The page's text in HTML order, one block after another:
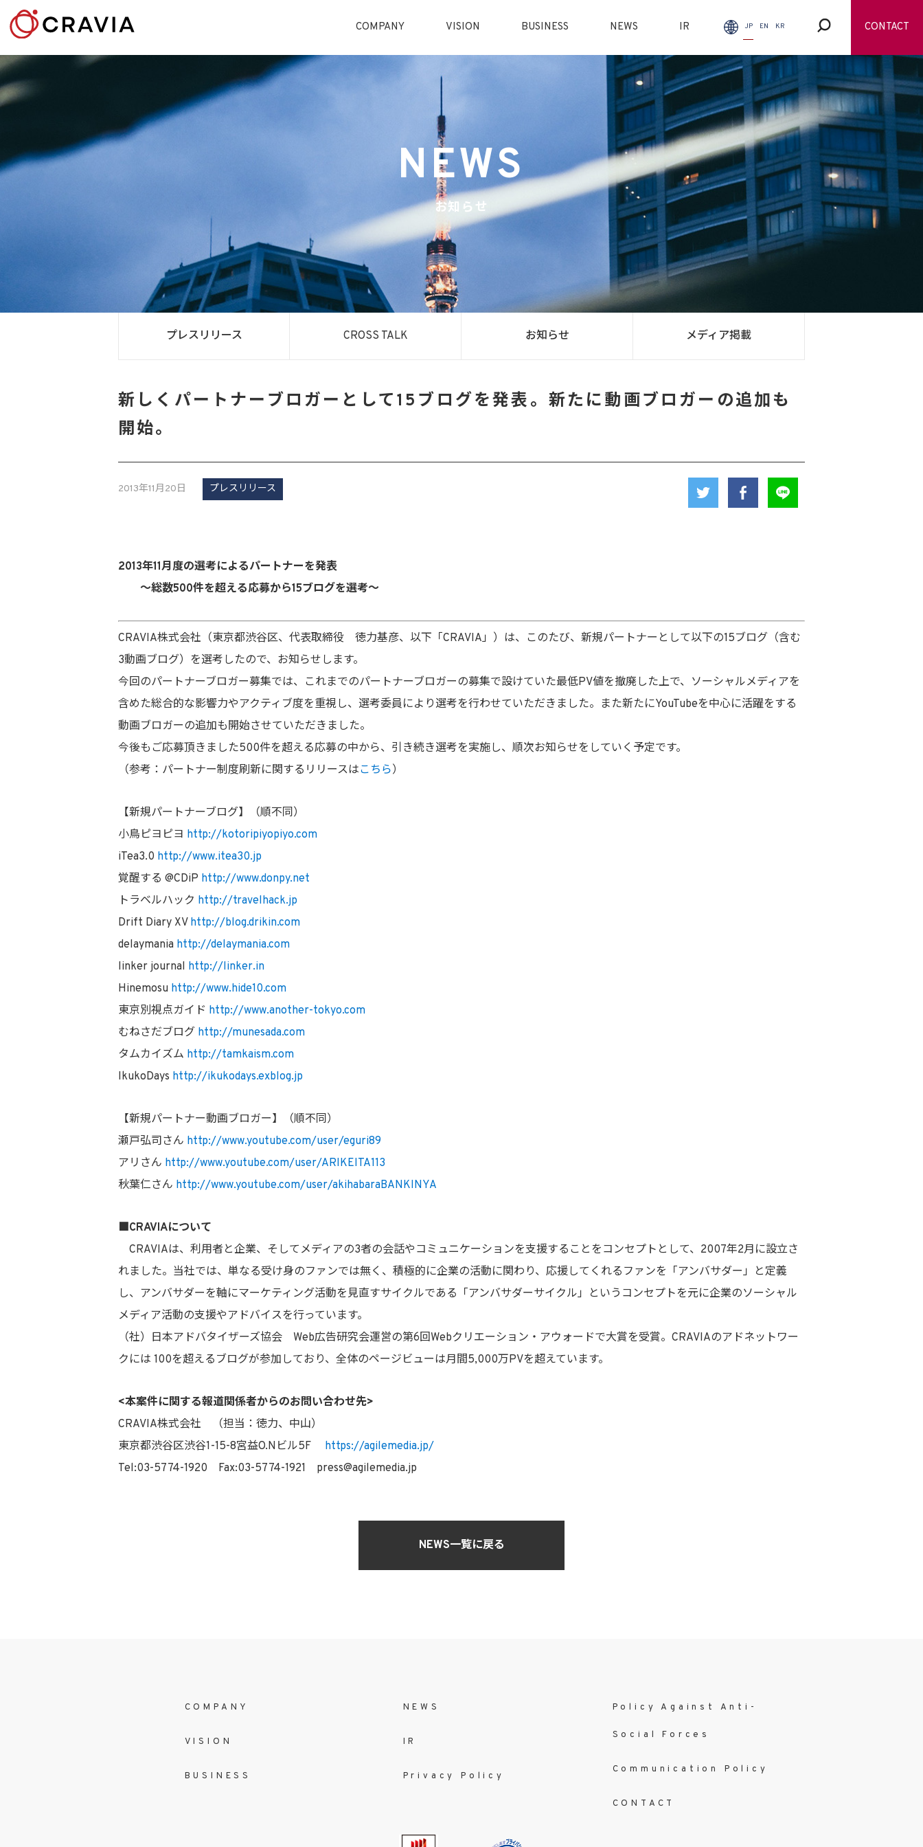
COMPANY VISION BUSINESS NEWS IR JP EN KR CONTACT
NEWS
お知らせ
プレスリリース CROSS TALK お知らせ メディア掲載
新しくパートナーブロガーとして15ブログを発表。新たに動画ブロガーの追加も
開始。
2013年11月20日 プレスリリース
2013年11月度の選考によるパートナーを発表
～総数500件を超える応募から15ブログを選考～
CRAVIA株式会社（東京都渋谷区、代表取締役 徳力基彦、以下「CRAVIA」）は、このたび、新規パートナーとして以下の15ブログ（含む
3動画ブログ）を選考したので、お知らせします。
今回のパートナーブロガー募集では、これまでのパートナーブロガーの募集で設けていた最低PV値を撤廃した上で、ソーシャルメディアを
含めた総合的な影響力やアクティブ度を重視し、選考委員により選考を行わせていただきました。また新たにYouTubeを中心に活躍をする
動画ブロガーの追加も開始させていただきました。
今後もご応募頂きました500件を超える応募の中から、引き続き選考を実施し、順次お知らせをしていく予定です。
（参考：パートナー制度刷新に関するリリースはこちら）
【新規パートナーブログ】（順不同）
小鳥ピヨピヨ http://kotoripiyopiyo.com
iTea3.0 http://www.itea30.jp
覚醒する @CDiP http://www.donpy.net
トラベルハック http://travelhack.jp
Drift Diary XV http://blog.drikin.com
delaymania http://delaymania.com
linker journal http://linker.in
Hinemosu http://www.hide10.com
東京別視点ガイド http://www.another-tokyo.com
むねさだブログ http://munesada.com
タムカイズム http://tamkaism.com
IkukoDays http://ikukodays.exblog.jp
【新規パートナー動画ブロガー】（順不同）
瀬戸弘司さん http://www.youtube.com/user/eguri89
アリさん http://www.youtube.com/user/ARIKEITA113
秋葉仁さん http://www.youtube.com/user/akihabaraBANKINYA
■CRAVIAについて
CRAVIAは、利用者と企業、そしてメディアの3者の会話やコミュニケーションを支援することをコンセプトとして、2007年2月に設立さ
れました。当社では、単なる受け身のファンでは無く、積極的に企業の活動に関わり、応援してくれるファンを「アンバサダー」と定義
し、アンバサダーを軸にマーケティング活動を見直すサイクルである「アンバサダーサイクル」というコンセプトを元に企業のソーシャル
メディア活動の支援やアドバイスを行っています。
（社）日本アドバタイザーズ協会 Web広告研究会運営の第6回Webクリエーション・アウォードで大賞を受賞。CRAVIAのアドネットワー
クには 100を超えるブログが参加しており、全体のページビューは月間5,000万PVを超えています。
<本案件に関する報道関係者からのお問い合わせ先>
CRAVIA株式会社 （担当：徳力、中山）
東京都渋谷区渋谷1-15-8宮益O.Nビル5F
https://agilemedia.jp/
Tel:03-5774-1920 Fax:03-5774-1921 press@agilemedia.jp
NEWS一覧に戻る
COMPANY
VISION
BUSINESS
NEWS
IR
Privacy Policy
Policy Against Anti-
Social Forces
Communication Policy
CONTACT